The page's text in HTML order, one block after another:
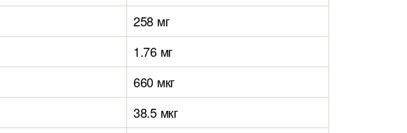
258 мг
1.76 мг
660 мкг
38.5 мкг